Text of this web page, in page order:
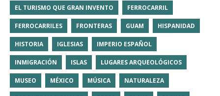
EL TURISMO QUE GRAN INVENTO FERROCARRIL
FERROCARRILES FRONTERAS GUAM HISPANIDAD
HISTORIA IGLESIAS IMPERIO ESPAÑOL
INMIGRACIÓN ISLAS LUGARES ARQUEOLÓGICOS
MUSEO MÉXICO MÚSICA NATURALEZA